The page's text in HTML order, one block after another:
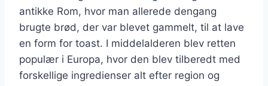
antikke Rom, hvor man allerede dengang
brugte brød, der var blevet gammelt, til at lave
en form for toast. I middelalderen blev retten
populær i Europa, hvor den blev tilberedt med
forskellige ingredienser alt efter region og